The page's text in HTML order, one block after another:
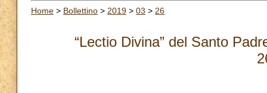
Home > Bollettino > 2019 > 03 > 26
“Lectio Divina” del Santo